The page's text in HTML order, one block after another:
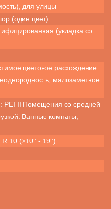
для улицы
(один цвет)
(укладка со
цветовое расхождение
малозаметное
PEI II Помещения со средней
Ванные комнаты,
R 10 (>10° - 19°)